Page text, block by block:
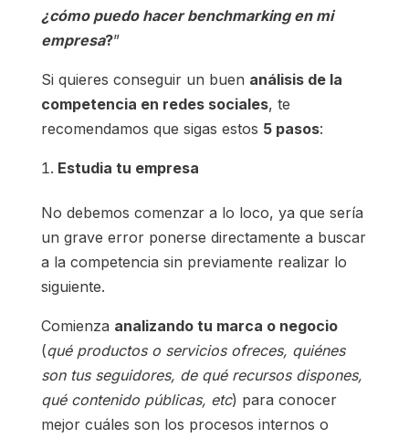
¿cómo puedo hacer benchmarking en mi
empresa?”
Si quieres conseguir un buen análisis de la
competencia en redes sociales, te
recomendamos que sigas estos 5 pasos:
Estudia tu empresa
No debemos comenzar a lo loco, ya que sería
un grave error ponerse directamente a buscar
a la competencia sin previamente realizar lo
siguiente.
Comienza analizando tu marca o negocio
(qué productos o servicios ofreces, quiénes
son tus seguidores, de qué recursos dispones,
qué contenido públicas, etc) para conocer
mejor cuáles son los procesos internos o